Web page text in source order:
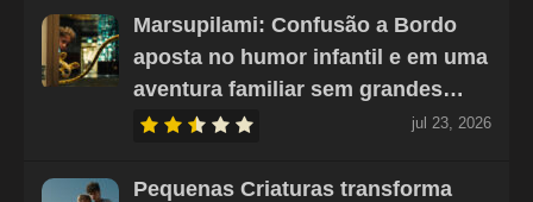
Marsupilami: Confusão a Bordo
aposta no humor infantil e em uma
aventura familiar sem grandes…
jul 23, 2026
Pequenas Criaturas transforma